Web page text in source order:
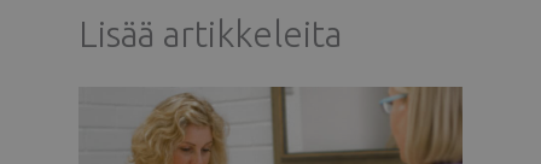
Lisää artikkeleita